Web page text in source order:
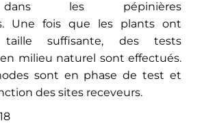
les pépinières
Une fois que les plants ont
suffisante, des tests
milieu naturel sont effectués.
sont en phase de test et
des sites receveurs.